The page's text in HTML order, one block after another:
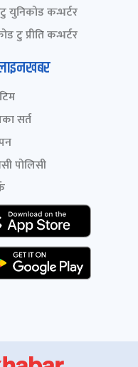
टु युनिकोड कन्भर्टर
टु प्रीति कन्भर्टर
सर्त
पोलिसी